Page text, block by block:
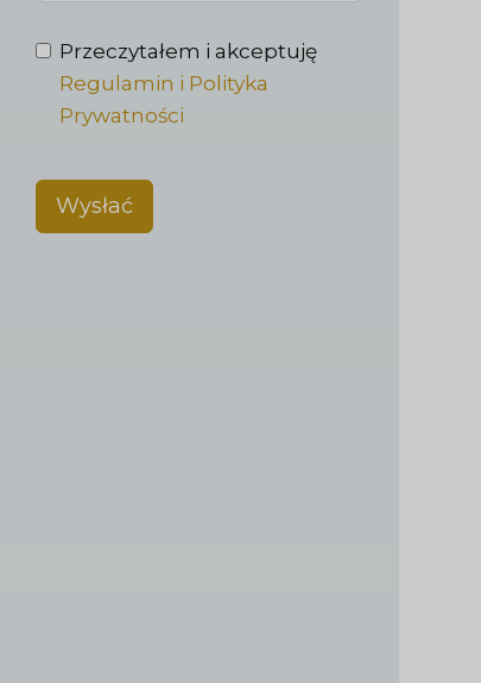
Przeczytałem i akceptuję
Regulamin i Polityka
Prywatności
Wysłać